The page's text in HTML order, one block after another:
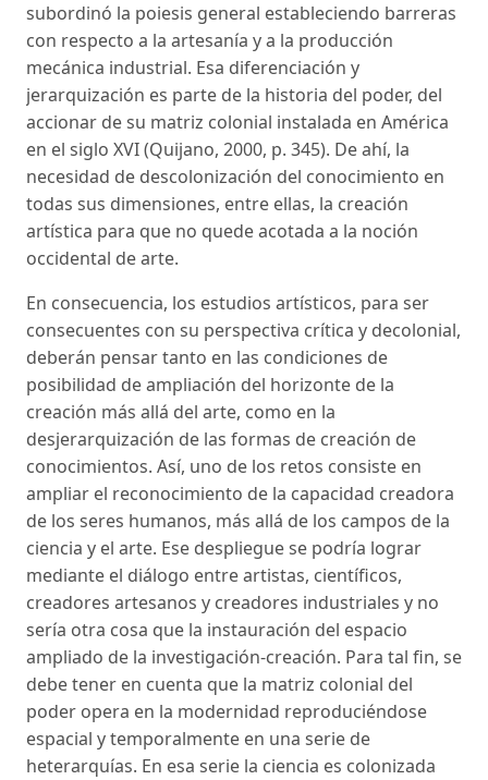
subordinó la poiesis general estableciendo barreras
con respecto a la artesanía y a la producción
mecánica industrial. Esa diferenciación y
jerarquización es parte de la historia del poder, del
accionar de su matriz colonial instalada en América
en el siglo XVI (Quijano, 2000, p. 345). De ahí, la
necesidad de descolonización del conocimiento en
todas sus dimensiones, entre ellas, la creación
artística para que no quede acotada a la noción
occidental de arte.
En consecuencia, los estudios artísticos, para ser
consecuentes con su perspectiva crítica y decolonial,
deberán pensar tanto en las condiciones de
posibilidad de ampliación del horizonte de la
creación más allá del arte, como en la
desjerarquización de las formas de creación de
conocimientos. Así, uno de los retos consiste en
ampliar el reconocimiento de la capacidad creadora
de los seres humanos, más allá de los campos de la
ciencia y el arte. Ese despliegue se podría lograr
mediante el diálogo entre artistas, científicos,
creadores artesanos y creadores industriales y no
sería otra cosa que la instauración del espacio
ampliado de la investigación-creación. Para tal fin, se
debe tener en cuenta que la matriz colonial del
poder opera en la modernidad reproduciéndose
espacial y temporalmente en una serie de
heterarquías. En esa serie la ciencia es colonizada